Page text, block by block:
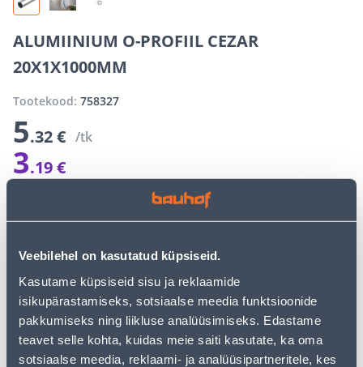
Veebilehel on kasutatud küpsiseid.
Kasutame küpsiseid sisu ja reklaamide
isikupärastamiseks, sotsiaalse meedia funktsioonide
pakkumiseks ning liikluse analüüsimiseks. Edastame
teavet selle kohta, kuidas meie saiti kasutate, ka oma
sotsiaalse meedia, reklaami- ja analüüsipartneritele, kes
ALUMIINIUM O-PROFIIL CEZAR
20X1X1000MM
Tootekood: 758327
5.32 € /tk
3.19 €
E-poe erihinnad võivad erineda tavakaupluse hindadest
E-hind sisselogitud kliendile
− + LISA OSTUKORVI
Vaata saadavust